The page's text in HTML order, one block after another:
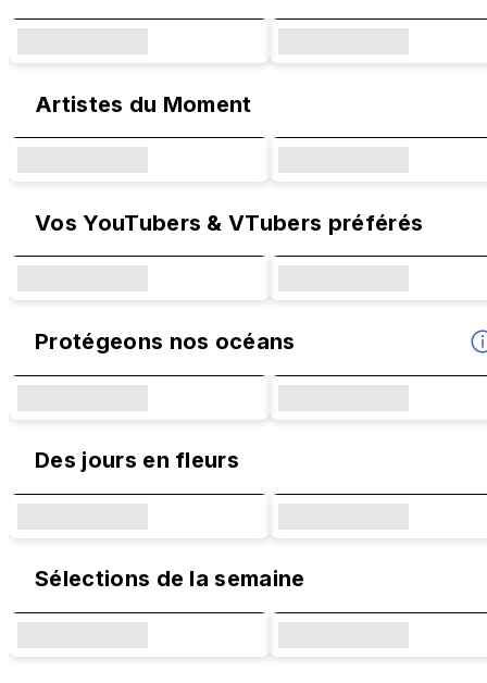
Artistes du Moment
Vos YouTubers & VTubers préférés
Protégeons nos océans
Des jours en fleurs
Sélections de la semaine